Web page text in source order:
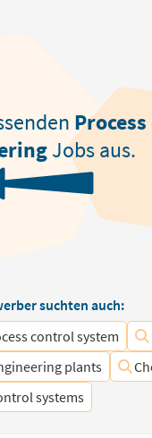
Jobs aus.
suchten auch:
control system
plants
systems